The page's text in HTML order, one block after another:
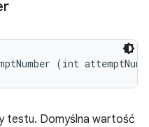
(int
testu. Domyślna wartość